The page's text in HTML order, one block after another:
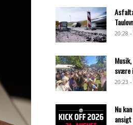
20:28
svære
20:23
Nu